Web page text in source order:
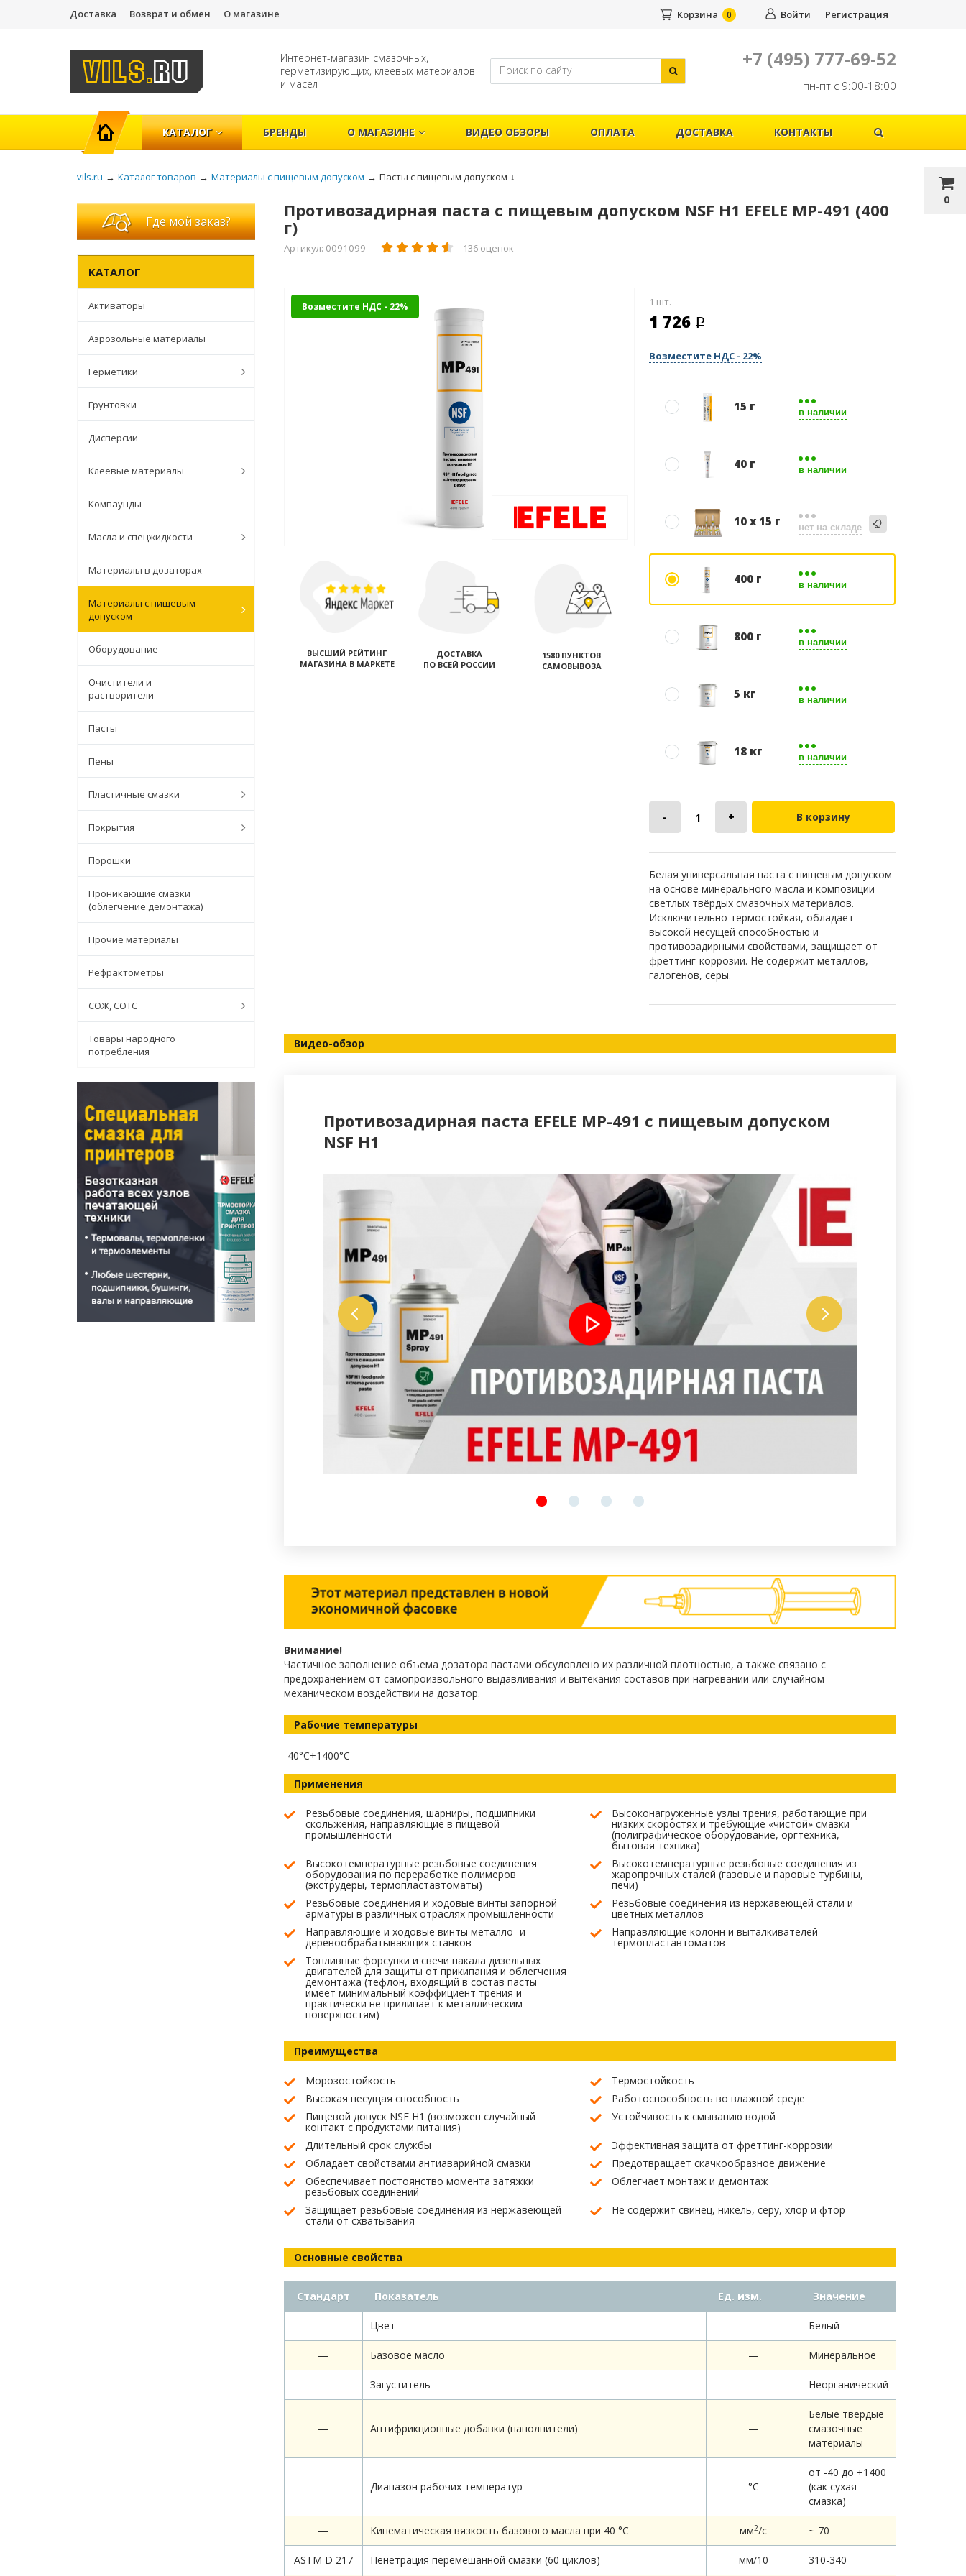
Доставка Возврат и обмен О магазине
0
Войти Регистрация
Корзина 0
Интернет-магазин смазочных,
герметизирующих, клеевых материалов
и масел
+7 (495) 777-69-52
пн-пт с 9:00-18:00
ГЛАВНАЯ
КАТАЛОГ БРЕНДЫ О МАГАЗИНЕ ВИДЕО ОБЗОРЫ ОПЛАТА ДОСТАВКА КОНТАКТЫ
vils.ru → Каталог товаров → Материалы с пищевым допуском → Пасты с пищевым допуском ↓
Где мой заказ?
КАТАЛОГ
Активаторы
Аэрозольные материалы
Герметики
Грунтовки
Дисперсии
Клеевые материалы
Компаунды
Масла и спецжидкости
Материалы в дозаторах
Материалы с пищевым
допуском
Оборудование
Очистители и
растворители
Пасты
Пены
Пластичные смазки
Покрытия
Порошки
Проникающие смазки
(облегчение демонтажа)
Прочие материалы
Рефрактометры
СОЖ, СОТС
Товары народного
потребления
Противозадирная паста с пищевым допуском NSF H1 EFELE МР-491 (400
г)
Артикул: 0091099 136 оценок
Возместите НДС - 22%
ВЫСШИЙ РЕЙТИНГ
МАГАЗИНА В МАРКЕТЕ
ДОСТАВКА
ПО ВСЕЙ РОССИИ
1580 ПУНКТОВ
САМОВЫВОЗА
1 шт.
1 726
Возместите НДС - 22%
15 г в наличии
40 г в наличии
10 х 15 г нет на складе
400 г в наличии
800 г в наличии
5 кг в наличии
18 кг в наличии
В корзину
Белая универсальная паста с пищевым допуском
на основе минерального масла и композиции
светлых твёрдых смазочных материалов.
Исключительно термостойкая, обладает
высокой несущей способностью и
противозадирными свойствами, защищает от
фреттинг-коррозии. Не содержит металлов,
галогенов, серы.
Видео-обзор
от обычной пластичной смазки
Противозадирная паста EFELE MP-491 с пищевым допуском
NSF H1
Внимание!
Частичное заполнение объема дозатора пастами обсуловлено их различной плотностью, а также связано с
предохранением от самопроизвольного выдавливания и вытекания составов при нагревании или случайном
механическом воздействии на дозатор.
Рабочие температуры
-40°C+1400°C
Применения
Резьбовые соединения, шарниры, подшипники
скольжения, направляющие в пищевой
промышленности
Высоконагруженные узлы трения, работающие при
низких скоростях и требующие «чистой» смазки
(полиграфическое оборудование, оргтехника,
бытовая техника)
Высокотемпературные резьбовые соединения
оборудования по переработке полимеров
(экструдеры, термопластавтоматы)
Высокотемпературные резьбовые соединения из
жаропрочных сталей (газовые и паровые турбины,
печи)
Резьбовые соединения и ходовые винты запорной
арматуры в различных отраслях промышленности
Резьбовые соединения из нержавеющей стали и
цветных металлов
Направляющие и ходовые винты металло- и
деревообрабатывающих станков
Направляющие колонн и выталкивателей
термопластавтоматов
Топливные форсунки и свечи накала дизельных
двигателей для защиты от прикипания и облегчения
демонтажа (тефлон, входящий в состав пасты
имеет минимальный коэффициент трения и
практически не прилипает к металлическим
поверхностям)
Преимущества
Морозостойкость
Термостойкость
Высокая несущая способность
Работоспособность во влажной среде
Пищевой допуск NSF H1 (возможен случайный
контакт с продуктами питания)
Устойчивость к смыванию водой
Длительный срок службы
Эффективная защита от фреттинг-коррозии
Обладает свойствами антиаварийной смазки
Предотвращает скачкообразное движение
Обеспечивает постоянство момента затяжки
резьбовых соединений
Облегчает монтаж и демонтаж
Защищает резьбовые соединения из нержавеющей
стали от схватывания
Не содержит свинец, никель, серу, хлор и фтор
Основные свойства
Стандарт Показатель Ед. изм. Значение
— Цвет — Белый
— Базовое масло — Минеральное
— Загуститель — Неорганический
— Антифрикционные добавки (наполнители) —
Белые твёрдые
смазочные
материалы
— Диапазон рабочих температур °С
от -40 до +1400
(как сухая
смазка)
— Кинематическая вязкость базового масла при 40 °С мм2/c ~ 70
ASTM D 217 Пенетрация перемешанной смазки (60 циклов) мм/10 310-340